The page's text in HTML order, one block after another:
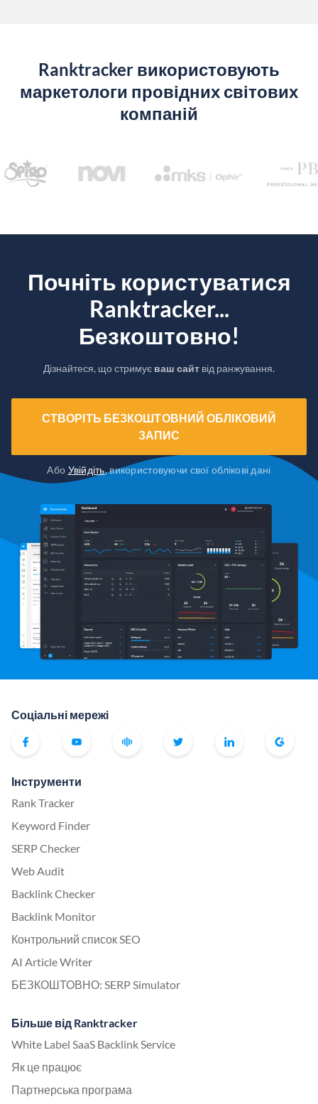
Ranktracker використовують
маркетологи провідних світових
компаній
Почніть користуватися
Ranktracker...
Безкоштовно!
Дізнайтеся, що стримує ваш сайт від ранжування.
СТВОРІТЬ БЕЗКОШТОВНИЙ ОБЛІКОВИЙ
ЗАПИС
Або Увійдіть, використовуючи свої облікові дані
Соціальні мережі
Інструменти
Rank Tracker
Keyword Finder
SERP Checker
Web Audit
Backlink Checker
Backlink Monitor
Контрольний список SEO
AI Article Writer
БЕЗКОШТОВНО: SERP Simulator
Більше від Ranktracker
White Label SaaS Backlink Service
Як це працює
Партнерська програма